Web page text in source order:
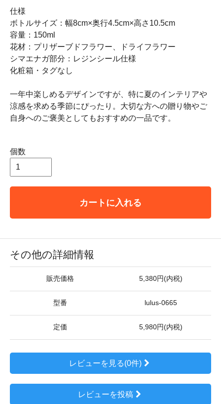
仕様
ボトルサイズ：幅8cm×奥行4.5cm×高さ10.5cm
容量：150ml
花材：プリザーブドフラワー、ドライフラワー
シマエナガ部分：レジンシール仕様
化粧箱・タグなし
一年中楽しめるデザインですが、特に夏のインテリアや
涼感を求める季節にぴったり。大切な方への贈り物やご
自身へのご褒美としてもおすすめの一品です。
個数
カートに入れる
その他の詳細情報
販売価格 5,380円(内税)
型番 lulus-0665
定価 5,980円(内税)
レビューを見る(0件)
レビューを投稿